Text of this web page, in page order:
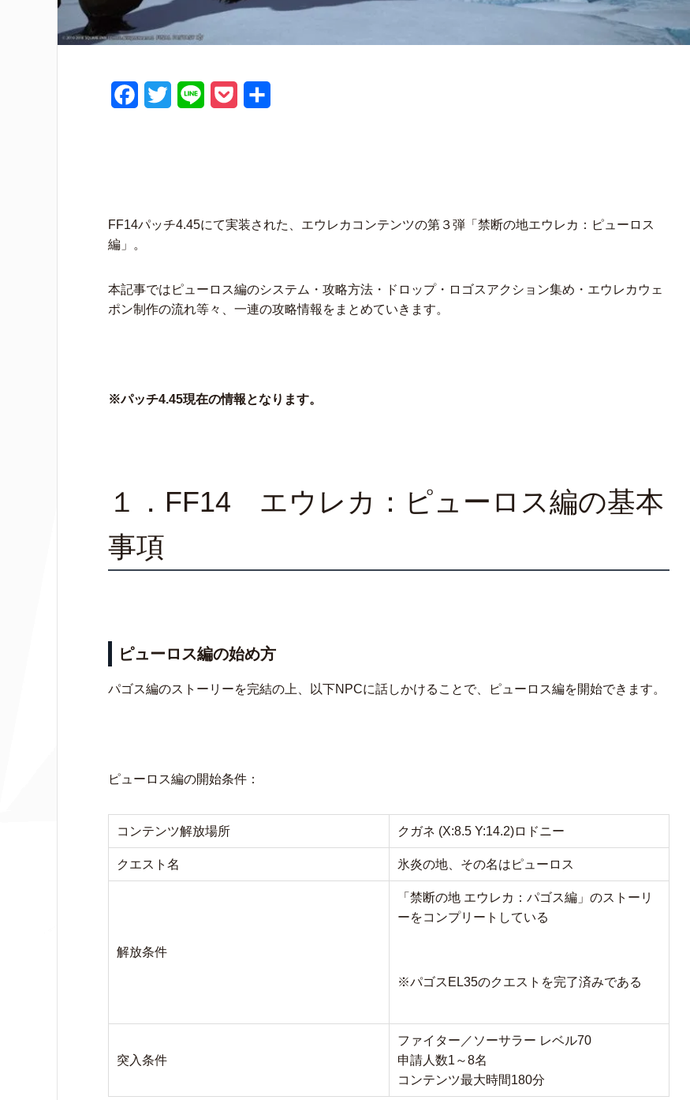
o
k
e
t
FF14パッチ4.45にて実装された、エウレカコンテンツの第３弾「禁断の地エウレカ：ピューロス
編」。
本記事ではピューロス編のシステム・攻略方法・ドロップ・ロゴスアクション集め・エウレカウェ
ポン制作の流れ等々、一連の攻略情報をまとめていきます。
※パッチ4.45現在の情報となります。
１．FF14 エウレカ：ピューロス編の基本
事項
ピューロス編の始め方
パゴス編のストーリーを完結の上、以下NPCに話しかけることで、ピューロス編を開始できます。
ピューロス編の開始条件：
コンテンツ解放場所 クガネ (X:8.5 Y:14.2)ロドニー
クエスト名 氷炎の地、その名はピューロス
解放条件
「禁断の地 エウレカ：パゴス編」のストーリ
ーをコンプリートしている
※パゴスEL35のクエストを完了済みである
突入条件
ファイター／ソーサラー レベル70
申請人数1～8名
コンテンツ最大時間180分